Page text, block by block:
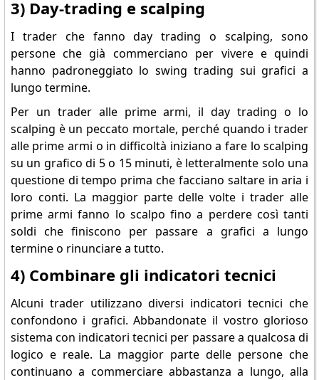
3) Day-trading e scalping
I trader che fanno day trading o scalping, sono
persone che già commerciano per vivere e quindi
hanno padroneggiato lo swing trading sui grafici a
lungo termine.
Per un trader alle prime armi, il day trading o lo
scalping è un peccato mortale, perché quando i trader
alle prime armi o in difficoltà iniziano a fare lo scalping
su un grafico di 5 o 15 minuti, è letteralmente solo una
questione di tempo prima che facciano saltare in aria i
loro conti. La maggior parte delle volte i trader alle
prime armi fanno lo scalpo fino a perdere così tanti
soldi che finiscono per passare a grafici a lungo
termine o rinunciare a tutto.
4) Combinare gli indicatori tecnici
Alcuni trader utilizzano diversi indicatori tecnici che
confondono i grafici. Abbandonate il vostro glorioso
sistema con indicatori tecnici per passare a qualcosa di
logico e reale. La maggior parte delle persone che
continuano a commerciare abbastanza a lungo, alla